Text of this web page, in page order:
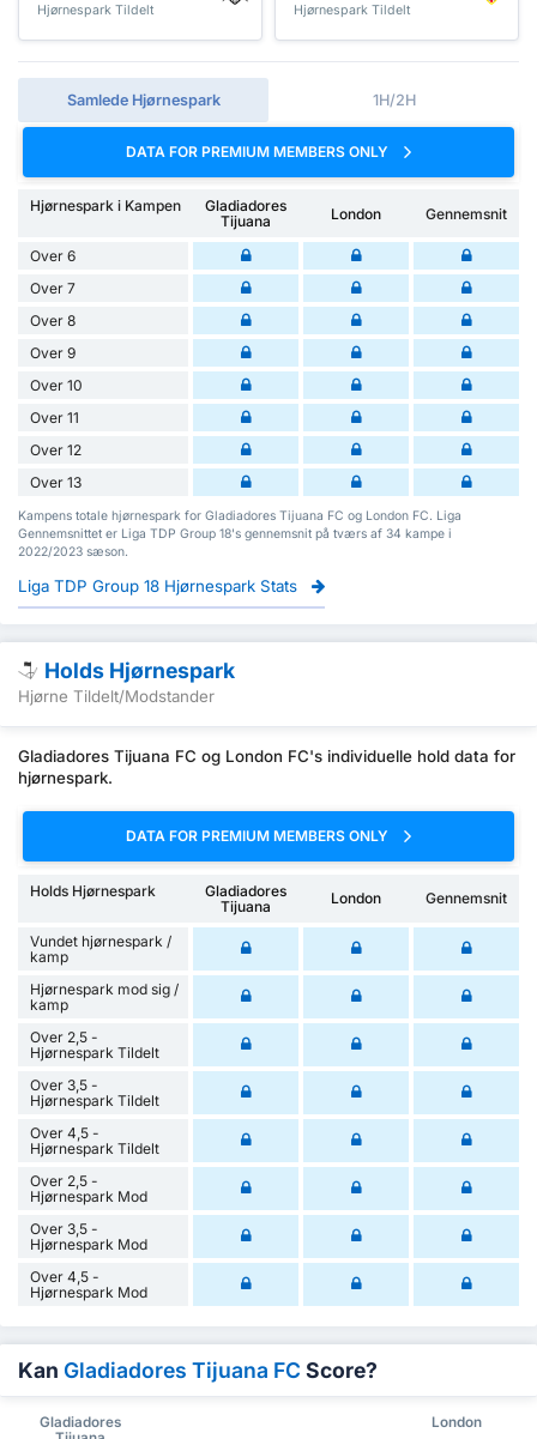
Hjørnespark Tildelt Hjørnespark Tildelt
Samlede Hjørnespark 1H/2H
DATA FOR PREMIUM MEMBERS ONLY
Hjørnespark i Kampen
Gladiadores
Tijuana
London Gennemsnit
Over 6
Over 7
Over 8
Over 9
Over 10
Over 11
Over 12
Over 13
Kampens totale hjørnespark for Gladiadores Tijuana FC og London FC. Liga
Gennemsnittet er Liga TDP Group 18's gennemsnit på tværs af 34 kampe i
2022/2023 sæson.
Liga TDP Group 18 Hjørnespark Stats
Holds Hjørnespark
Hjørne Tildelt/Modstander
Gladiadores Tijuana FC og London FC's individuelle hold data for
hjørnespark.
DATA FOR PREMIUM MEMBERS ONLY
Holds Hjørnespark
Gladiadores
Tijuana
London Gennemsnit
Vundet hjørnespark /
kamp
Hjørnespark mod sig /
kamp
Over 2,5 -
Hjørnespark Tildelt
Over 3,5 -
Hjørnespark Tildelt
Over 4,5 -
Hjørnespark Tildelt
Over 2,5 -
Hjørnespark Mod
Over 3,5 -
Hjørnespark Mod
Over 4,5 -
Hjørnespark Mod
Kan Gladiadores Tijuana FC Score?
Gladiadores
London